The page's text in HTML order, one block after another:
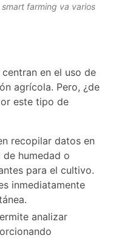
farming va varios
en el uso de
agrícola. Pero, ¿de
este tipo de
recopilar datos en
humedad o
para el cultivo.
inmediatamente
analizar